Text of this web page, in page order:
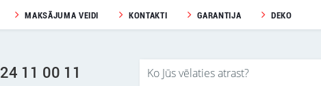
MAKSĀJUMA VEIDI KONTAKTI GARANTIJA DEKO
24 11 00 11